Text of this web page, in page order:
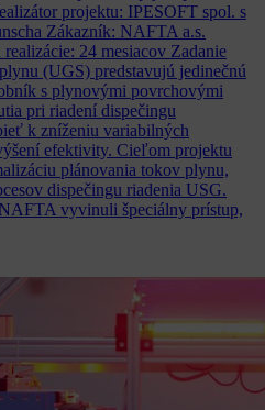
projektu: IPESOFT spol. s
Zákazník: NAFTA a.s.
24 mesiacov Zadanie
(UGS) predstavujú jedinečnú
s plynovými povrchovými
pri riadení dispečingu
k zníženiu variabilných
efektivity. Cieľom projektu
plánovania tokov plynu,
dispečingu riadenia USG.
vyvinuli špeciálny prístup,